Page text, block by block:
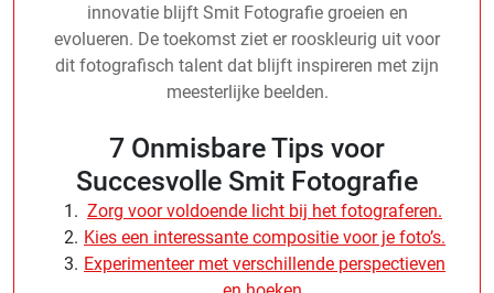
innovatie blijft Smit Fotografie groeien en
evolueren. De toekomst ziet er rooskleurig uit voor
dit fotografisch talent dat blijft inspireren met zijn
meesterlijke beelden.
7 Onmisbare Tips voor
Succesvolle Smit Fotografie
Zorg voor voldoende licht bij het fotograferen.
Kies een interessante compositie voor je foto’s.
Experimenteer met verschillende perspectieven